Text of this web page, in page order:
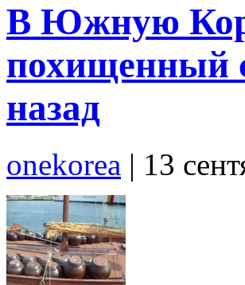
В Южную
похищенный
назад
onekorea | 13